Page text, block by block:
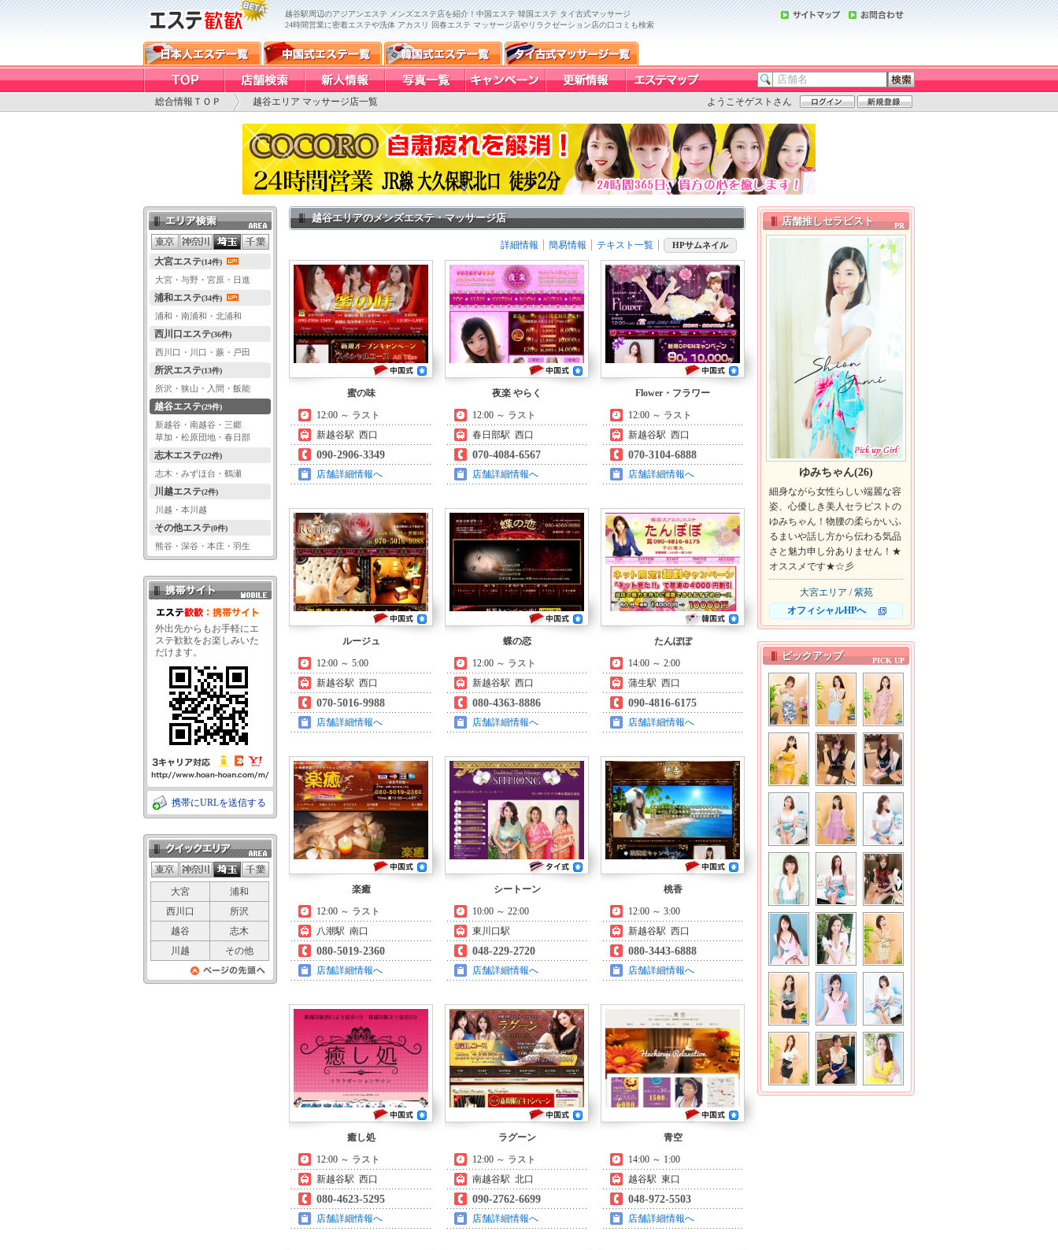
越谷駅周辺のアジアンエステ メンズエステ店を紹介！中国エステ 韓国エステ タイ古式マッサージ
24時間営業に密着エステや洗体 アカスリ 回春エステ マッサージ店やリラクゼーション店の口コミも検索
総合情報ＴＯＰ 越谷エリア マッサージ店一覧 ようこそゲストさん
越谷エリアのメンズエステ・マッサージ店
詳細情報 簡易情報 テキスト一覧 HPサムネイル
蜜の味
12:00 ～ ラスト
新越谷駅 西口
090-2906-3349
店舗詳細情報へ
夜楽 やらく
12:00 ～ ラスト
春日部駅 西口
070-4084-6567
店舗詳細情報へ
Flower・フラワー
12:00 ～ ラスト
新越谷駅 西口
070-3104-6888
店舗詳細情報へ
ルージュ
12:00 ～ 5:00
新越谷駅 西口
070-5016-9988
店舗詳細情報へ
蝶の恋
12:00 ～ ラスト
新越谷駅 西口
080-4363-8886
店舗詳細情報へ
たんぽぽ
14:00 ～ 2:00
蒲生駅 西口
090-4816-6175
店舗詳細情報へ
楽癒
12:00 ～ ラスト
八潮駅 南口
080-5019-2360
店舗詳細情報へ
シートーン
10:00 ～ 22:00
東川口駅
048-229-2720
店舗詳細情報へ
桃香
12:00 ～ 3:00
新越谷駅 西口
080-3443-6888
店舗詳細情報へ
癒し処
12:00 ～ ラスト
新越谷駅 西口
080-4623-5295
店舗詳細情報へ
ラグーン
12:00 ～ ラスト
南越谷駅 北口
090-2762-6699
店舗詳細情報へ
青空
14:00 ～ 1:00
越谷駅 東口
048-972-5503
店舗詳細情報へ
エリア検索
大宮エステ(14件)
大宮・与野・宮原・日進
浦和エステ(34件)
浦和・南浦和・北浦和
西川口エステ(36件)
西川口・川口・蕨・戸田
所沢エステ(13件)
所沢・狭山・入間・飯能
越谷エステ(29件)
新越谷・南越谷・三郷
草加・松原団地・春日部
志木エステ(22件)
志木・みずほ台・鶴瀬
川越エステ(2件)
川越・本川越
その他エステ(0件)
熊谷・深谷・本庄・羽生
携帯サイト QRコード
外出先からもお手軽にエ
ステ歓歓をお楽しみいた
だけます。
携帯にURLを送信する
クイックエリア
大宮
浦和
西川口
所沢
越谷
志木
川越
その他
ページの先頭
店舗推しセラピスト
ゆみちゃん(26)
細身ながら女性らしい端麗な容
姿、心優しき美人セラピストの
ゆみちゃん！物腰の柔らかいふ
るまいや話し方から伝わる気品
さと魅力申し分ありません！★
オススメです★☆彡
大宮エリア / 紫苑
オフィシャルHPへ
ピックアップ